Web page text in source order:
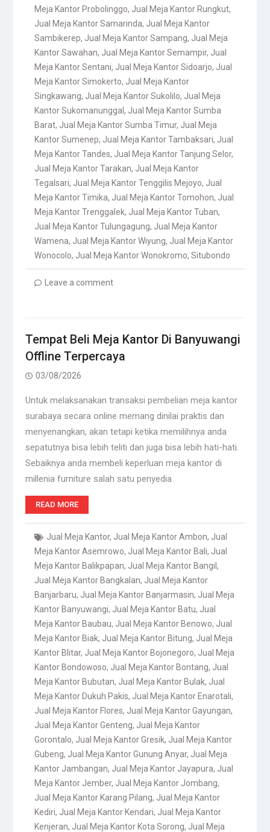
Meja Kantor Probolinggo, Jual Meja Kantor Rungkut,
Jual Meja Kantor Samarinda, Jual Meja Kantor
Sambikerep, Jual Meja Kantor Sampang, Jual Meja
Kantor Sawahan, Jual Meja Kantor Semampir, Jual
Meja Kantor Sentani, Jual Meja Kantor Sidoarjo, Jual
Meja Kantor Simokerto, Jual Meja Kantor
Singkawang, Jual Meja Kantor Sukolilo, Jual Meja
Kantor Sukomanunggal , Jual Meja Kantor Sumba
Barat, Jual Meja Kantor Sumba Timur, Jual Meja
Kantor Sumenep, Jual Meja Kantor Tambaksari, Jual
Meja Kantor Tandes, Jual Meja Kantor Tanjung Selor,
Jual Meja Kantor Tarakan, Jual Meja Kantor
Tegalsari, Jual Meja Kantor Tenggilis Mejoyo, Jual
Meja Kantor Timika, Jual Meja Kantor Tomohon, Jual
Meja Kantor Trenggalek, Jual Meja Kantor Tuban,
Jual Meja Kantor Tulungagung, Jual Meja Kantor
Wamena, Jual Meja Kantor Wiyung, Jual Meja Kantor
Wonocolo, Jual Meja Kantor Wonokromo, Situbondo
Leave a comment
Tempat Beli Meja Kantor Di Banyuwangi
Offline Terpercaya
03/08/2026
Untuk melaksanakan transaksi pembelian meja kantor
surabaya secara online memang dinilai praktis dan
menyenangkan, akan tetapi ketika memilihnya anda
sepatutnya bisa lebih teliti dan juga bisa lebih hati-hati.
Sebaiknya anda membeli keperluan meja kantor di
millenia furniture salah satu penyedia
READ MORE
Jual Meja Kantor, Jual Meja Kantor Ambon, Jual
Meja Kantor Asemrowo, Jual Meja Kantor Bali, Jual
Meja Kantor Balikpapan, Jual Meja Kantor Bangil ,
Jual Meja Kantor Bangkalan, Jual Meja Kantor
Banjarbaru, Jual Meja Kantor Banjarmasin, Jual Meja
Kantor Banyuwangi, Jual Meja Kantor Batu, Jual
Meja Kantor Baubau, Jual Meja Kantor Benowo, Jual
Meja Kantor Biak, Jual Meja Kantor Bitung, Jual Meja
Kantor Blitar, Jual Meja Kantor Bojonegoro, Jual Meja
Kantor Bondowoso, Jual Meja Kantor Bontang, Jual
Meja Kantor Bubutan, Jual Meja Kantor Bulak, Jual
Meja Kantor Dukuh Pakis, Jual Meja Kantor Enarotali,
Jual Meja Kantor Flores, Jual Meja Kantor Gayungan,
Jual Meja Kantor Genteng, Jual Meja Kantor
Gorontalo, Jual Meja Kantor Gresik, Jual Meja Kantor
Gubeng, Jual Meja Kantor Gunung Anyar, Jual Meja
Kantor Jambangan, Jual Meja Kantor Jayapura, Jual
Meja Kantor Jember, Jual Meja Kantor Jombang,
Jual Meja Kantor Karang Pilang, Jual Meja Kantor
Kediri, Jual Meja Kantor Kendari, Jual Meja Kantor
Kenjeran, Jual Meja Kantor Kota Sorong, Jual Meja